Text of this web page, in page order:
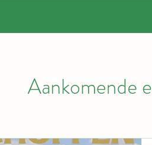
Aankomende